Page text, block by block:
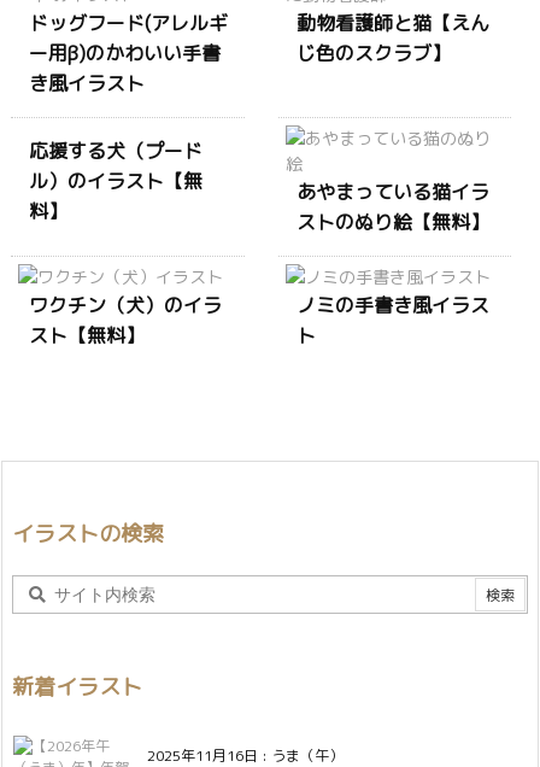
ドッグフード(アレルギ
ー用β)のかわいい手書
き風イラスト
動物看護師と猫【えん
じ色のスクラブ】
応援する犬（プード
ル）のイラスト【無
料】
あやまっている猫イラ
ストのぬり絵【無料】
ワクチン（犬）のイラ
スト【無料】
ノミの手書き風イラス
ト
イラストの検索
新着イラスト
2025年11月16日 : うま（午）